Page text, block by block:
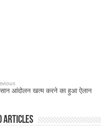
आंदोलन खत्म करने का हुआ ऐलान
Articles